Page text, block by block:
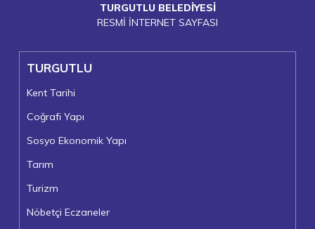
TURGUTLU BELEDİYESİ
RESMİ İNTERNET SAYFASI
TURGUTLU
Kent Tarihi
Coğrafi Yapı
Sosyo Ekonomik Yapı
Tarım
Turizm
Nöbetçi Eczaneler